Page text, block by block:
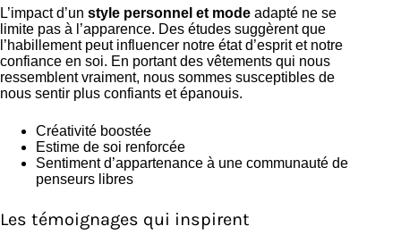
L’impact d’un style personnel et mode adapté ne se
limite pas à l’apparence. Des études suggèrent que
l’habillement peut influencer notre état d’esprit et notre
confiance en soi. En portant des vêtements qui nous
ressemblent vraiment, nous sommes susceptibles de
nous sentir plus confiants et épanouis.
Créativité boostée
Estime de soi renforcée
Sentiment d’appartenance à une communauté de
penseurs libres
Les témoignages qui inspirent